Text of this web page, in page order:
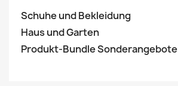
Schuhe und Bekleidung
Haus und Garten
Produkt-Bundle Sonderangebote